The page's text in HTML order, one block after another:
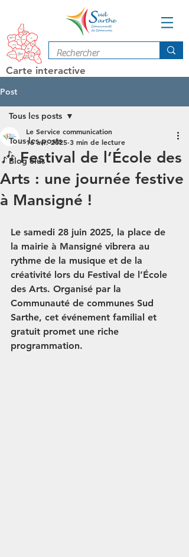
Carte interactive
Post
Tous les posts
Blog élus
Tous les posts
🎶 Festival de l’École des
Arts : une journée festive
à Mansigné !
Le Service communication
16 avr. 2025 3 min de lecture
Le samedi 28 juin 2025, la place de
la mairie à Mansigné vibrera au
rythme de la musique et de la
créativité lors du Festival de l’École
des Arts. Organisé par la
Communauté de communes Sud
Sarthe, cet événement familial et
gratuit promet une riche
programmation.